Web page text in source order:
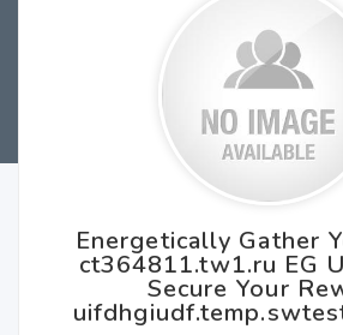
Energetically Gather
ct364811.tw1.ru EG
Secure Your